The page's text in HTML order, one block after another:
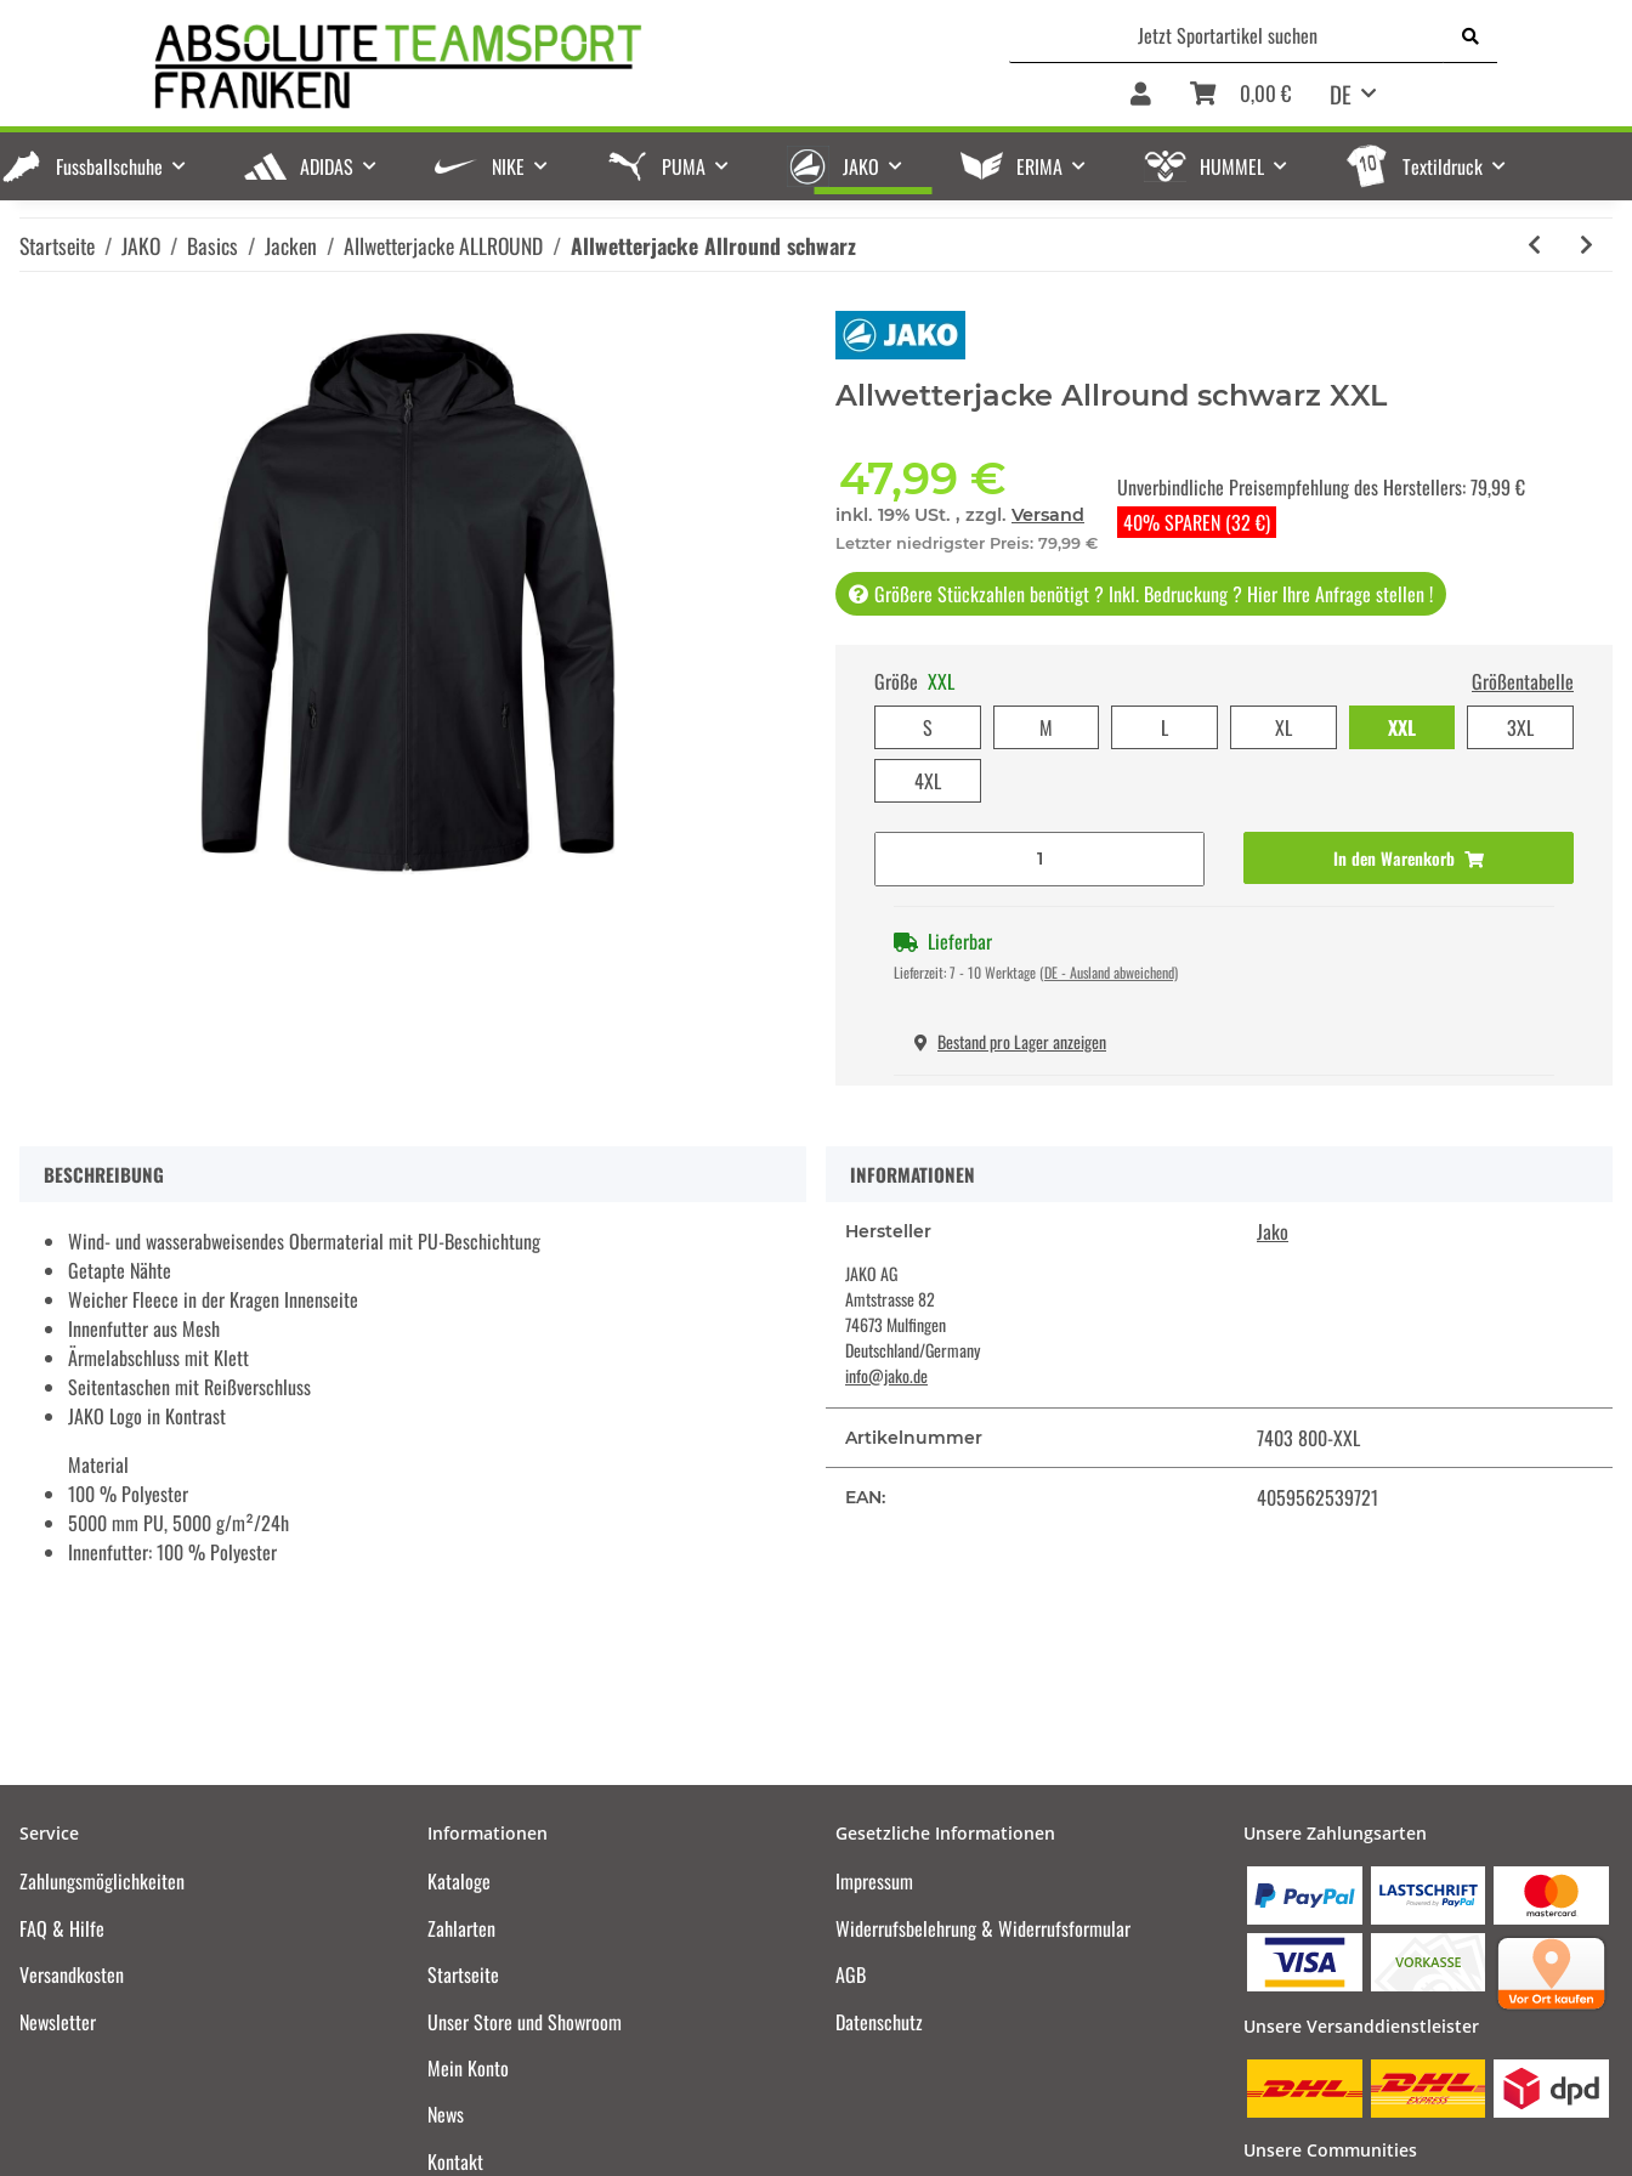
DE
0,00 €
Fussballschuhe ADIDAS NIKE PUMA JAKO ERIMA HUMMEL Textildruck
Startseite JAKO Basics Jacken Allwetterjacke ALLROUND Allwetterjacke Allround schwarz
Allwetterjacke Allround schwarz XXL
47,99 €
inkl. 19% USt. , zzgl. Versand
Letzter niedrigster Preis: 79,99 €
40% SPAREN (32 €)
Unverbindliche Preisempfehlung des Herstellers:79,99 €
Größere Stückzahlen benötigt ? Inkl. Bedruckung ? Hier Ihre Anfrage stellen !
Größe XXL
Größentabelle
S
M L XL XXL
3XL
4XL
In den Warenkorb
Lieferbar
Lieferzeit:7 - 10 Werktage (DE - Ausland abweichend)
Bestand pro Lager anzeigen
BESCHREIBUNG
Wind- und wasserabweisendes Obermaterial mit PU-Beschichtung
Getapte Nähte
Weicher Fleece in der Kragen Innenseite
Innenfutter aus Mesh
Ärmelabschluss mit Klett
Seitentaschen mit Reißverschluss
JAKO Logo in Kontrast
Material
100 % Polyester
5000 mm PU, 5000 g/m²/24h
Innenfutter: 100 % Polyester
INFORMATIONEN
Hersteller Jako
JAKO AG
Amtstrasse 82
74673 Mulfingen
Deutschland/Germany
info@jako.de
Artikelnummer 7403 800-XXL
EAN: 4059562539721
Service
Zahlungsmöglichkeiten
FAQ & Hilfe
Versandkosten
Newsletter
Informationen
Kataloge
Zahlarten
Startseite
Unser Store und Showroom
Mein Konto
News
Kontakt
Gesetzliche Informationen
Impressum
Widerrufsbelehrung & Widerrufsformular
AGB
Datenschutz
Unsere Zahlungsarten
Unsere Versanddienstleister
Unsere Communities